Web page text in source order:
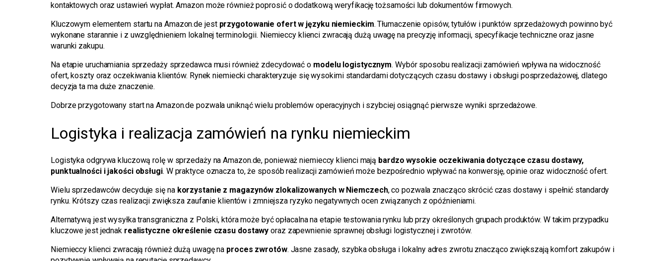
kontaktowych oraz ustawień wypłat. Amazon może również poprosić o dodatkową weryfikację tożsamości lub dokumentów firmowych.
Kluczowym elementem startu na Amazon.de jest przygotowanie ofert w języku niemieckim. Tłumaczenie opisów, tytułów i punktów sprzedażowych powinno być
wykonane starannie i z uwzględnieniem lokalnej terminologii. Niemieccy klienci zwracają dużą uwagę na precyzję informacji, specyfikacje techniczne oraz jasne
warunki zakupu.
Na etapie uruchamiania sprzedaży sprzedawca musi również zdecydować o modelu logistycznym. Wybór sposobu realizacji zamówień wpływa na widoczność
ofert, koszty oraz oczekiwania klientów. Rynek niemiecki charakteryzuje się wysokimi standardami dotyczących czasu dostawy i obsługi posprzedażowej, dlatego
decyzja ta ma duże znaczenie.
Dobrze przygotowany start na Amazon.de pozwala uniknąć wielu problemów operacyjnych i szybciej osiągnąć pierwsze wyniki sprzedażowe.
Logistyka i realizacja zamówień na rynku niemieckim
Logistyka odgrywa kluczową rolę w sprzedaży na Amazon.de, ponieważ niemieccy klienci mają bardzo wysokie oczekiwania dotyczące czasu dostawy,
punktualności i jakości obsługi. W praktyce oznacza to, że sposób realizacji zamówień może bezpośrednio wpływać na konwersję, opinie oraz widoczność ofert.
Wielu sprzedawców decyduje się na korzystanie z magazynów zlokalizowanych w Niemczech, co pozwala znacząco skrócić czas dostawy i spełnić standardy
rynku. Krótszy czas realizacji zwiększa zaufanie klientów i zmniejsza ryzyko negatywnych ocen związanych z opóźnieniami.
Alternatywą jest wysyłka transgraniczna z Polski, która może być opłacalna na etapie testowania rynku lub przy określonych grupach produktów. W takim przypadku
kluczowe jest jednak realistyczne określenie czasu dostawy oraz zapewnienie sprawnej obsługi logistycznej i zwrotów.
Niemieccy klienci zwracają również dużą uwagę na proces zwrotów. Jasne zasady, szybka obsługa i lokalny adres zwrotu znacząco zwiększają komfort zakupów i